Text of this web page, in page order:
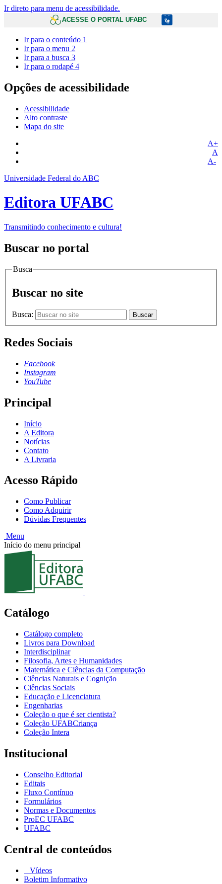
Ir direto para menu de acessibilidade.
ACESSE O PORTAL UFABC
Ir para o conteúdo 1
Ir para o menu 2
Ir para a busca 3
Ir para o rodapé 4
Opções de acessibilidade
Acessibilidade
Alto contraste
Mapa do site
A+
A
A-
Universidade Federal do ABC
Editora UFABC
Transmitindo conhecimento e cultura!
Buscar no portal
Busca
Buscar no site
Busca: Buscar
Redes Sociais
Facebook
Instagram
YouTube
Principal
Início
A Editora
Notícias
Contato
A Livraria
Acesso Rápido
Como Publicar
Como Adquirir
Dúvidas Frequentes
Menu
Início do menu principal
Catálogo
Catálogo completo
Livros para Download
Interdisciplinar
Filosofia, Artes e Humanidades
Matemática e Ciências da Computação
Ciências Naturais e Cognição
Ciências Sociais
Educação e Licenciatura
Engenharias
Coleção o que é ser cientista?
Coleção UFABCriança
Coleção Intera
Institucional
Conselho Editorial
Editais
Fluxo Contínuo
Formulários
Normas e Documentos
ProEC UFABC
UFABC
Central de conteúdos
Vídeos
Boletim Informativo